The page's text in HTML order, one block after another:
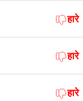
हारे
हारे
हारे